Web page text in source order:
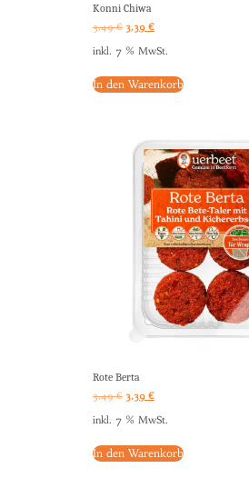
Konni Chiwa
3,49€ 3,39 €
inkl. 7 % MwSt.
In den Warenkorb
Rote Berta
3,49€ 3,39 €
inkl. 7 % MwSt.
In den Warenkorb